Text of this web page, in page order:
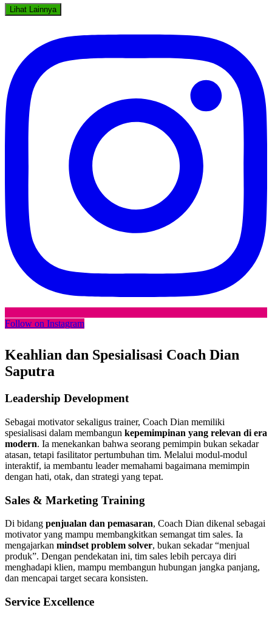
Lihat Lainnya
Follow on Instagram
Keahlian dan Spesialisasi Coach Dian
Saputra
Leadership Development
Sebagai motivator sekaligus trainer, Coach Dian memiliki
spesialisasi dalam membangun kepemimpinan yang relevan di era
modern. Ia menekankan bahwa seorang pemimpin bukan sekadar
atasan, tetapi fasilitator pertumbuhan tim. Melalui modul-modul
interaktif, ia membantu leader memahami bagaimana memimpin
dengan hati, otak, dan strategi yang tepat.
Sales & Marketing Training
Di bidang penjualan dan pemasaran, Coach Dian dikenal sebagai
motivator yang mampu membangkitkan semangat tim sales. Ia
mengajarkan mindset problem solver, bukan sekadar “menjual
produk”. Dengan pendekatan ini, tim sales lebih percaya diri
menghadapi klien, mampu membangun hubungan jangka panjang,
dan mencapai target secara konsisten.
Service Excellence